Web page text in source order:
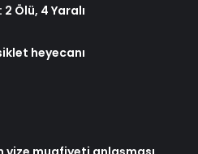
Ölü, 4 Yaralı
heyecanı